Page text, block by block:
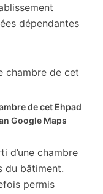
dépendantes
de cet Ehpad
Google Maps
d’une chambre
du bâtiment.
permis